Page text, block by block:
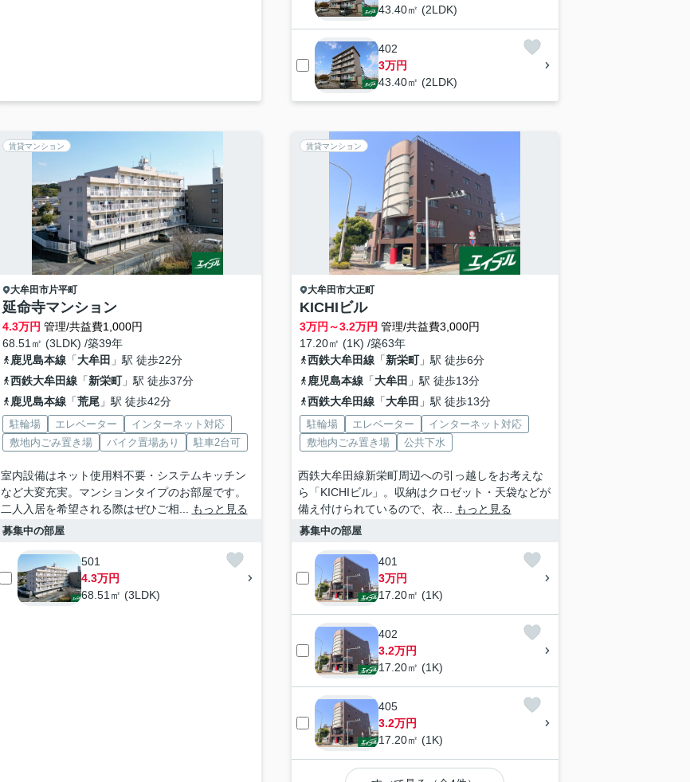
43.40㎡ (2LDK)
402
3万円
43.40㎡ (2LDK)
賃貸マンション
大牟田市片平町
延命寺マンション
4.3万円 管理/共益費1,000円
68.51㎡ (3LDK) /築39年
鹿児島本線「大牟田 」駅 徒歩22分
西鉄大牟田線「新栄町」駅 徒歩37分
鹿児島本線「荒尾」駅 徒歩42分
駐輪場 エレベーター
インターネット対応
敷地内ごみ置き場
バイク置場あり 駐車2台可
室内設備はネット使用料不要・システムキッチン
など大変充実。マンションタイプのお部屋です。
二人入居を希望される際はぜひご相...
もっと見る
募集中の部屋
501
4.3万円
68.51㎡ (3LDK)
賃貸マンション
大牟田市大正町
KICHIビル
3万円～3.2万円 管理/共益費3,000円
17.20㎡ (1K) /築63年
西鉄大牟田線「新栄町」駅 徒歩6分
鹿児島本線「大牟田 」駅 徒歩13分
西鉄大牟田線「大牟田 」駅 徒歩13分
駐輪場 エレベーター
インターネット対応
敷地内ごみ置き場
公共下水
西鉄大牟田線新栄町周辺への引っ越しをお考えな
ら「KICHIビル」。収納はクロゼット・天袋などが
備え付けられているので、衣...
もっと見る
募集中の部屋
401
3万円
17.20㎡ (1K)
402
3.2万円
17.20㎡ (1K)
405
3.2万円
17.20㎡ (1K)